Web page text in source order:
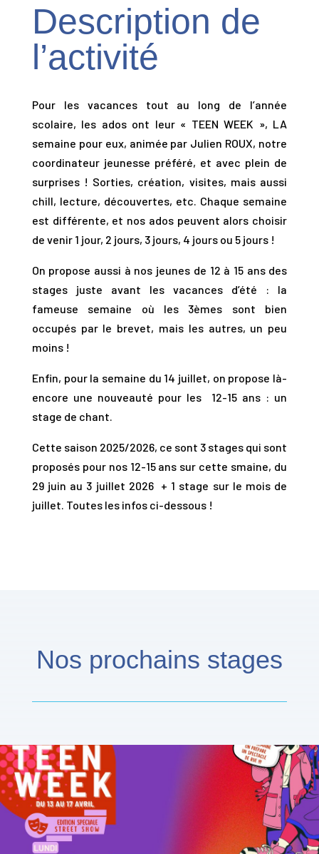
Description de
l’activité
Pour les vacances tout au long de l’année
scolaire, les ados ont leur « TEEN WEEK », LA
semaine pour eux, animée par Julien ROUX, notre
coordinateur jeunesse préféré, et avec plein de
surprises ! Sorties, création, visites, mais aussi
chill, lecture, découvertes, etc. Chaque semaine
est différente, et nos ados peuvent alors choisir
de venir 1 jour, 2 jours, 3 jours, 4 jours ou 5 jours !
On propose aussi à nos jeunes de 12 à 15 ans des
stages juste avant les vacances d’été : la
fameuse semaine où les 3èmes sont bien
occupés par le brevet, mais les autres, un peu
moins !
Enfin, pour la semaine du 14 juillet, on propose là-
encore une nouveauté pour les 12-15 ans : un
stage de chant.
Cette saison 2025/2026, ce sont 3 stages qui sont
proposés pour nos 12-15 ans sur cette smaine, du
29 juin au 3 juillet 2026 + 1 stage sur le mois de
juillet. Toutes les infos ci-dessous !
Nos prochains stages